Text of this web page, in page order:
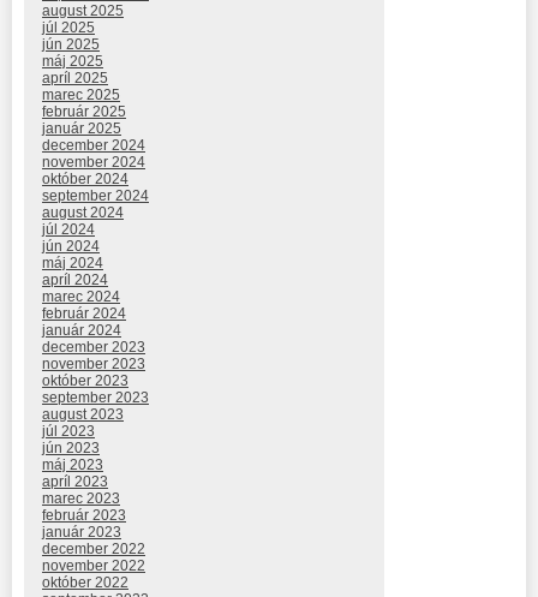
august 2025
júl 2025
jún 2025
máj 2025
apríl 2025
marec 2025
február 2025
január 2025
december 2024
november 2024
október 2024
september 2024
august 2024
júl 2024
jún 2024
máj 2024
apríl 2024
marec 2024
február 2024
január 2024
december 2023
november 2023
október 2023
september 2023
august 2023
júl 2023
jún 2023
máj 2023
apríl 2023
marec 2023
február 2023
január 2023
december 2022
november 2022
október 2022